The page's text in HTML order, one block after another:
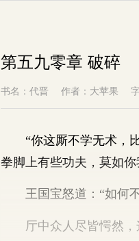
第五九零章 破碎
书名：代晋 作者：大苹果
“你这厮不学无术，比
拳脚上有些功夫，莫如你
王国宝怒道：“如何不
厅中众人尽皆愕然，